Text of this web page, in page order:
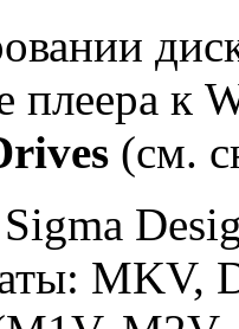
плеера к
(см.
MKV,